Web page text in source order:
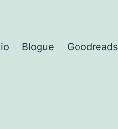
Blogue Goodreads